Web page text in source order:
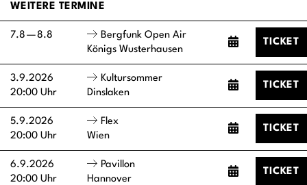
WEITERE TERMINE
7.8 —8.8
Bergfunk Open Air
Königs Wusterhausen
TICKET
3.9.2026
20:00 Uhr
Kultursommer
Dinslaken
TICKET
5.9.2026
20:00 Uhr
Flex
Wien
TICKET
6.9.2026
20:00 Uhr
Pavillon
Hannover
TICKET